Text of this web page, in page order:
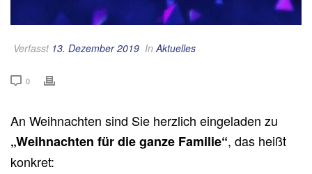
Verfasst 13. Dezember 2019 In Aktuelles
0
An Weihnachten sind Sie herzlich eingeladen zu
„Weihnachten für die ganze Familie“, das heißt
konkret: